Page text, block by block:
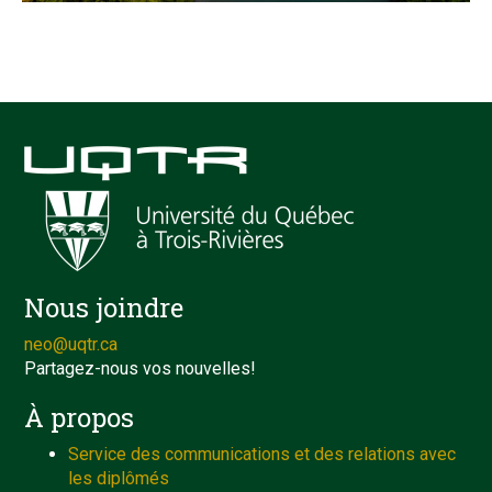
Nous joindre
neo@uqtr.ca
Partagez-nous vos nouvelles!
À propos
Service des communications et des relations avec
les diplômés